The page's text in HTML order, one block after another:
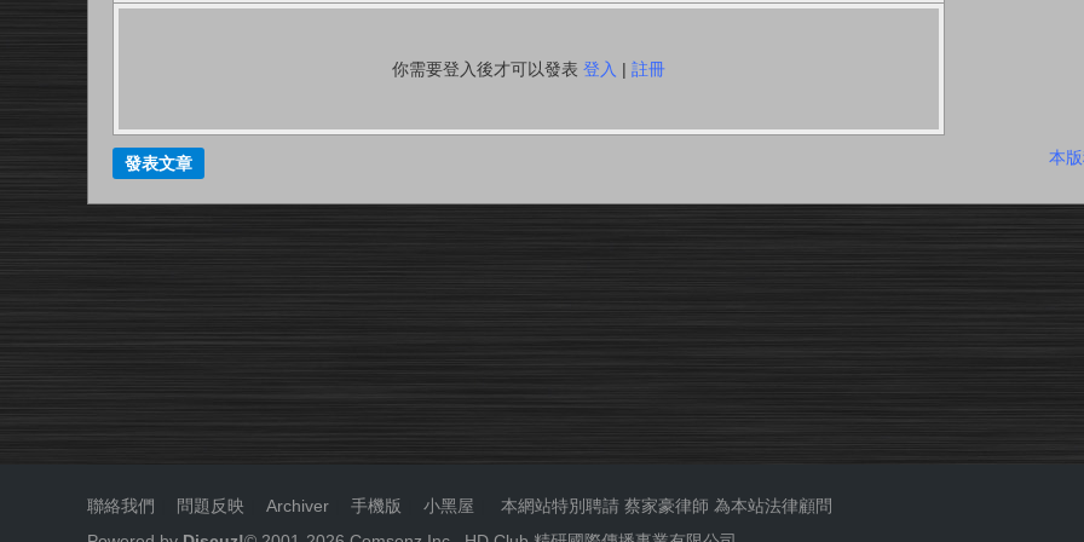
你需要登入後才可以發表 登入 | 註冊
本
發表文章
聯絡我們 問題反映 Archiver 手機版 小黑屋 本網站特別聘請 蔡家豪律師 為本站法律顧問